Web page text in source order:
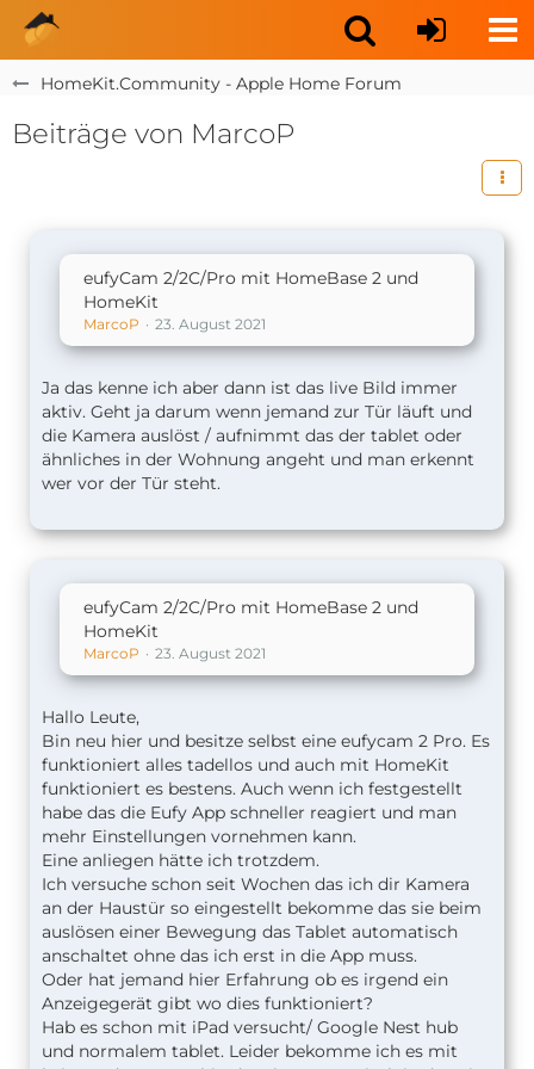
HomeKit.Community - Apple Home Forum
Beiträge von MarcoP
eufyCam 2/2C/Pro mit HomeBase 2 und
HomeKit
MarcoP 23. August 2021
Ja das kenne ich aber dann ist das live Bild immer
aktiv. Geht ja darum wenn jemand zur Tür läuft und
die Kamera auslöst / aufnimmt das der tablet oder
ähnliches in der Wohnung angeht und man erkennt
wer vor der Tür steht.
eufyCam 2/2C/Pro mit HomeBase 2 und
HomeKit
MarcoP 23. August 2021
Hallo Leute,
Bin neu hier und besitze selbst eine eufycam 2 Pro. Es
funktioniert alles tadellos und auch mit HomeKit
funktioniert es bestens. Auch wenn ich festgestellt
habe das die Eufy App schneller reagiert und man
mehr Einstellungen vornehmen kann.
Eine anliegen hätte ich trotzdem.
Ich versuche schon seit Wochen das ich dir Kamera
an der Haustür so eingestellt bekomme das sie beim
auslösen einer Bewegung das Tablet automatisch
anschaltet ohne das ich erst in die App muss.
Oder hat jemand hier Erfahrung ob es irgend ein
Anzeigegerät gibt wo dies funktioniert?
Hab es schon mit iPad versucht/ Google Nest hub
und normalem tablet. Leider bekomme ich es mit